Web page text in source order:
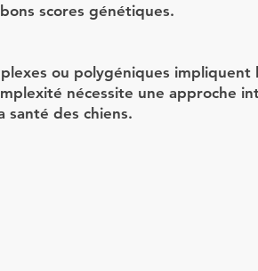
scores génétiques.
ou polygéniques
nécessite une approche
santé des chiens.